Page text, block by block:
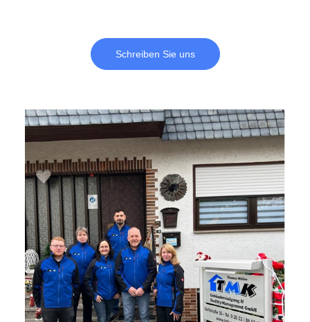
Schreiben Sie uns